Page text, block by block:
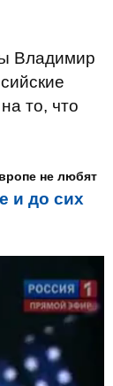
Владимир
то, что
не любят
и до сих